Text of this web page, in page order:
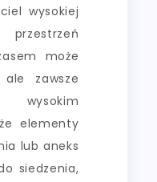
wysokiej
może
zawsze
elementy
lub aneks
siedzenia,